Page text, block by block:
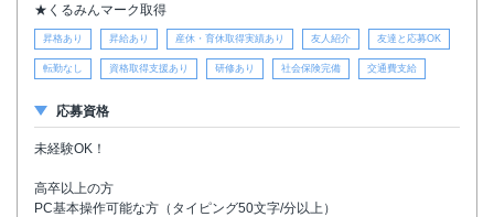
★くるみんマーク取得
昇格あり 昇給あり 産休・育休取得実績あり 友人紹介 友達と応募OK
転勤なし 資格取得支援あり 研修あり 社会保険完備 交通費支給
応募資格
未経験OK！
高卒以上の方
PC基本操作可能な方（タイピング50文字/分以上）